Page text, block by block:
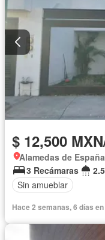
$ 12,500
Alamedas de
3 Recámaras
Sin amueblar
Hace 2 semanas, 6 días